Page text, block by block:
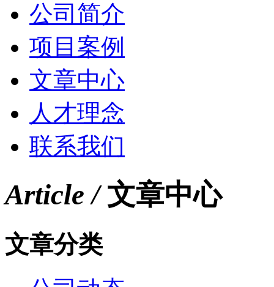
公司简介
项目案例
文章中心
人才理念
联系我们
Article /文章中心
文章分类